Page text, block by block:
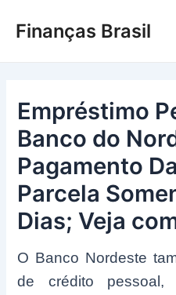
paraFinanças Brasil
Empréstimo
Banco do
Pagamento
Parcela
Dias; Veja
O Banco Nordeste
de crédito